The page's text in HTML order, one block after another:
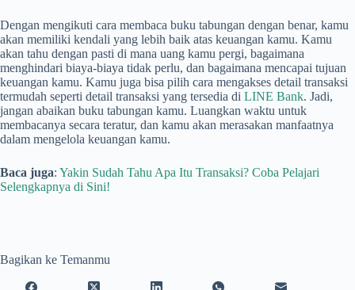
Dengan mengikuti cara membaca buku tabungan dengan benar, kamu
akan memiliki kendali yang lebih baik atas keuangan kamu. Kamu
akan tahu dengan pasti di mana uang kamu pergi, bagaimana
menghindari biaya-biaya tidak perlu, dan bagaimana mencapai tujuan
keuangan kamu. Kamu juga bisa pilih cara mengakses detail transaksi
termudah seperti detail transaksi yang tersedia di LINE Bank. Jadi,
jangan abaikan buku tabungan kamu. Luangkan waktu untuk
membacanya secara teratur, dan kamu akan merasakan manfaatnya
dalam mengelola keuangan kamu.
Baca juga: Yakin Sudah Tahu Apa Itu Transaksi? Coba Pelajari
Selengkapnya di Sini!
Bagikan ke Temanmu